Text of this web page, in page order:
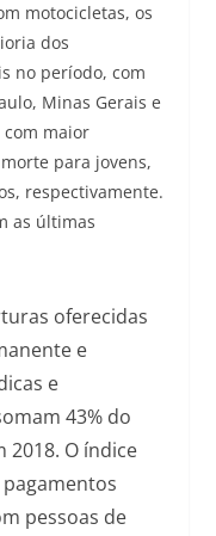
motocicletas, os
dos
no período, com
Minas Gerais e
maior
para jovens,
respectivamente.
as últimas
oferecidas
e
e
43% do
2018. O índice
pessoas de